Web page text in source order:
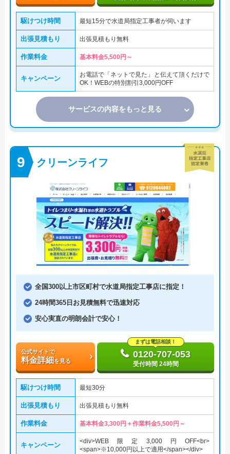
駆けつけ時間 最短15分で水道局指定工事者が伺います
出張見積もり 出張見積もり無料
作業料金 基本料金5,500円～
キャンペーン
お電話で「ネットで見た」と伝えて頂くだけで
OK！WEBの特別割引3,000円OFF
サービスの内容をもっと見る
クリーンライフ
全国300以上市区町村で水道局指定工事店に指定！
24時間365日お見積無料で迅速対応
安心実直の明朗会計で安心！
公式サイトで
料金詳細を見る
まずは電話相談！
0120-707-053
受付時間 24時間
駆けつけ時間 最短30分
出張見積もり 出張見積もり無料
作業料金 基本料金3,300円＋作業料金5,500円～
キャンペーン
<div>WEB限定3,000円OFF<br>
<span>※10,000円以上で適用</span></div>